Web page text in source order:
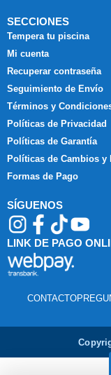
SECCIONES
Tempera tu piscina
Mi cuenta
Recuperar contraseña
Seguimiento de Envío
Términos y
Políticas de Privacidad
Políticas de Garantía
Políticas de Cambios y
Formas de Pago
SÍGUENOS
LINK DE PAGO
CONTACTO